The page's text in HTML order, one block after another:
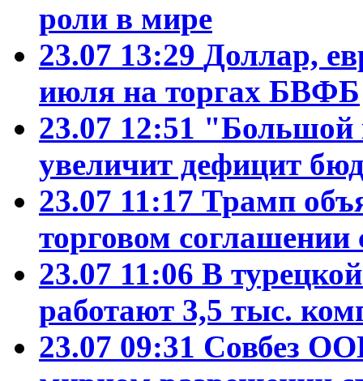
роли в мире
23.07 13:29 Доллар,
июля на торгах БВФБ
23.07 12:51 "Большой
увеличит дефицит
23.07 11:17 Трамп
торговом соглашении
23.07 11:06 В
работают 3,5 тыс.
23.07 09:31 Совбез